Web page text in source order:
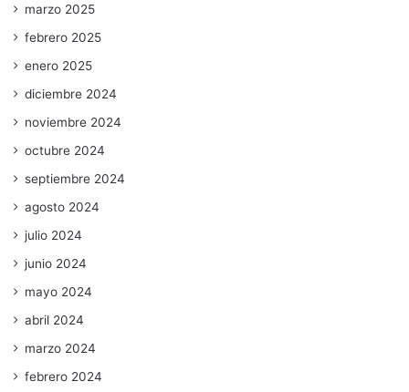
marzo 2025
febrero 2025
enero 2025
diciembre 2024
noviembre 2024
octubre 2024
septiembre 2024
agosto 2024
julio 2024
junio 2024
mayo 2024
abril 2024
marzo 2024
febrero 2024